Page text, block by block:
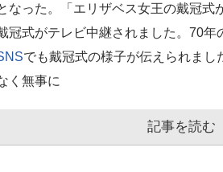
なった。「エリザベス女王の戴冠式
冠式がテレビ中継されました。70
でも戴冠式の様子が伝えられま
く無事に
記事を読む